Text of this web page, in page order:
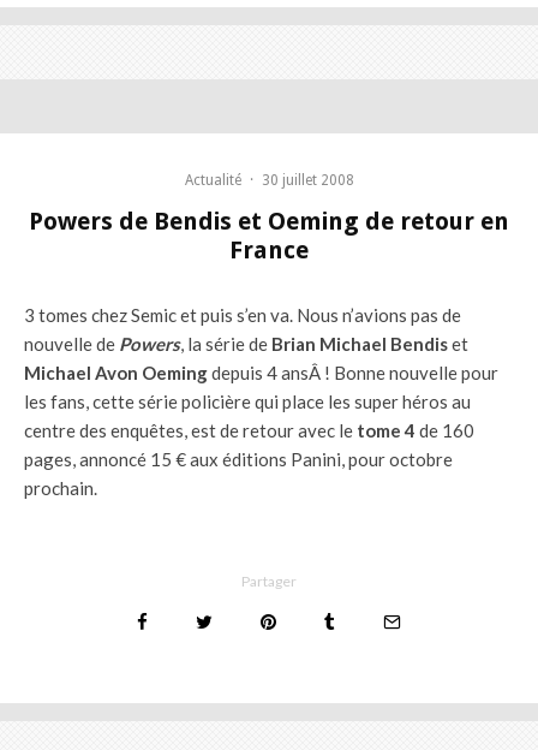
Actualité · 30 juillet 2008
Powers de Bendis et Oeming de retour en
France
3 tomes chez Semic et puis s’en va. Nous n’avions pas de
nouvelle de Powers, la série de Brian Michael Bendiset
Michael Avon Oemingdepuis 4 ansÂ ! Bonne nouvelle pour
les fans, cette série policière qui place les super héros au
centre des enquêtes, est de retour avec le tome 4 de 160
pages, annoncé 15 € aux éditions Panini, pour octobre
prochain.
Partager